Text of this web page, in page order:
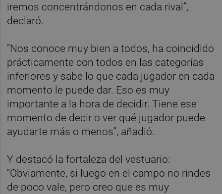
iremos concentrándonos en cada rival”,
declaró.
“Nos conoce muy bien a todos, ha coincidido
prácticamente con todos en las categorías
inferiores y sabe lo que cada jugador en cada
momento le puede dar. Eso es muy
importante a la hora de decidir. Tiene ese
momento de decir o ver qué jugador puede
ayudarte más o menos”, añadió.
Y destacó la fortaleza del vestuario:
“Obviamente, si luego en el campo no rindes
de poco vale, pero creo que es muy